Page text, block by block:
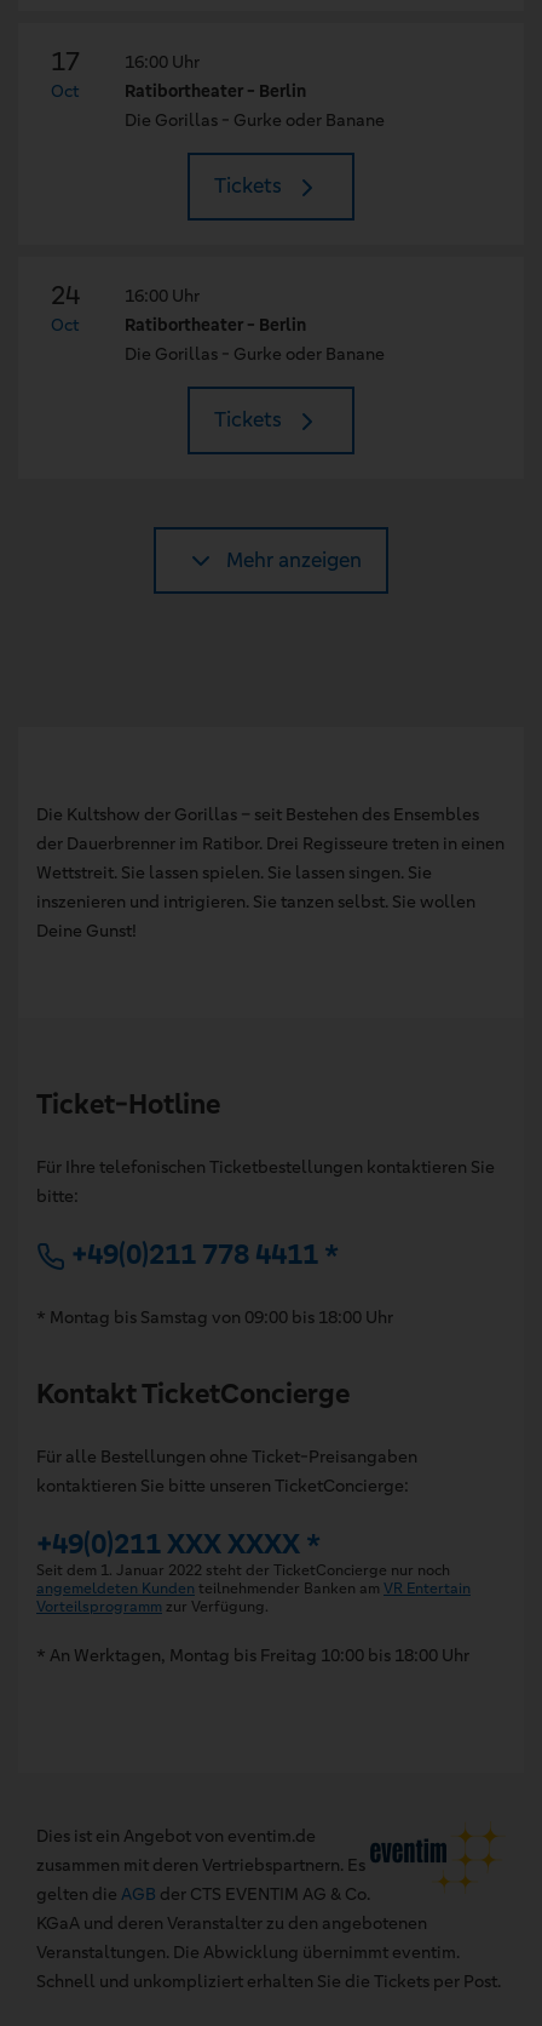
17
Oct
16:00 Uhr
Ratibortheater - Berlin
Die Gorillas - Gurke oder Banane
Tickets
24
Oct
16:00 Uhr
Ratibortheater - Berlin
Die Gorillas - Gurke oder Banane
Tickets
Mehr anzeigen
Die Kultshow der Gorillas – seit Bestehen des Ensembles
der Dauerbrenner im Ratibor. Drei Regisseure treten in einen
Wettstreit. Sie lassen spielen. Sie lassen singen. Sie
inszenieren und intrigieren. Sie tanzen selbst. Sie wollen
Deine Gunst!
Ticket-Hotline
Für Ihre telefonischen Ticketbestellungen kontaktieren Sie
bitte:
+49(0)211 778 4411 *
* Montag bis Samstag von 09:00 bis 18:00 Uhr
Kontakt TicketConcierge
Für alle Bestellungen ohne Ticket-Preisangaben
kontaktieren Sie bitte unseren TicketConcierge:
+49(0)211 XXX XXXX *
Seit dem 1. Januar 2022 steht der TicketConcierge nur noch
angemeldeten Kunden teilnehmender Banken am VR Entertain
Vorteilsprogramm zur Verfügung.
* An Werktagen, Montag bis Freitag 10:00 bis 18:00 Uhr
Dies ist ein Angebot von eventim.de
zusammen mit deren Vertriebspartnern. Es
gelten die AGB der CTS EVENTIM AG & Co.
KGaA und deren Veranstalter zu den angebotenen
Veranstaltungen. Die Abwicklung übernimmt eventim.
Schnell und unkompliziert erhalten Sie die Tickets per Post.